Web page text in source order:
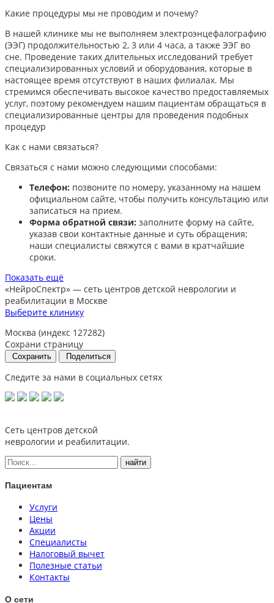
Какие процедуры мы не проводим и почему?
В нашей клинике мы не выполняем электроэнцефалографию
(ЭЭГ) продолжительностью 2, 3 или 4 часа, а также ЭЭГ во
сне. Проведение таких длительных исследований требует
специализированных условий и оборудования, которые в
настоящее время отсутствуют в наших филиалах. Мы
стремимся обеспечивать высокое качество предоставляемых
услуг, поэтому рекомендуем нашим пациентам обращаться в
специализированные центры для проведения подобных
процедур
Как с нами связаться?
Связаться с нами можно следующими способами:​
Телефон: позвоните по номеру, указанному на нашем
официальном сайте, чтобы получить консультацию или
записаться на прием.​
Форма обратной связи: заполните форму на сайте,
указав свои контактные данные и суть обращения;
наши специалисты свяжутся с вами в кратчайшие
сроки.​
Показать ещё
«НейроСпектр» — сеть центров детской неврологии и
реабилитации в Москве
Выберите клинику
Москва (индекс 127282)
Сохрани страницу
Сохранить Поделиться
Следите за нами в социальных сетях
Сеть центров детской
неврологии и реабилитации.
Пациентам
Услуги
Цены
Акции
Специалисты
Налоговый вычет
Полезные статьи
Контакты
О сети